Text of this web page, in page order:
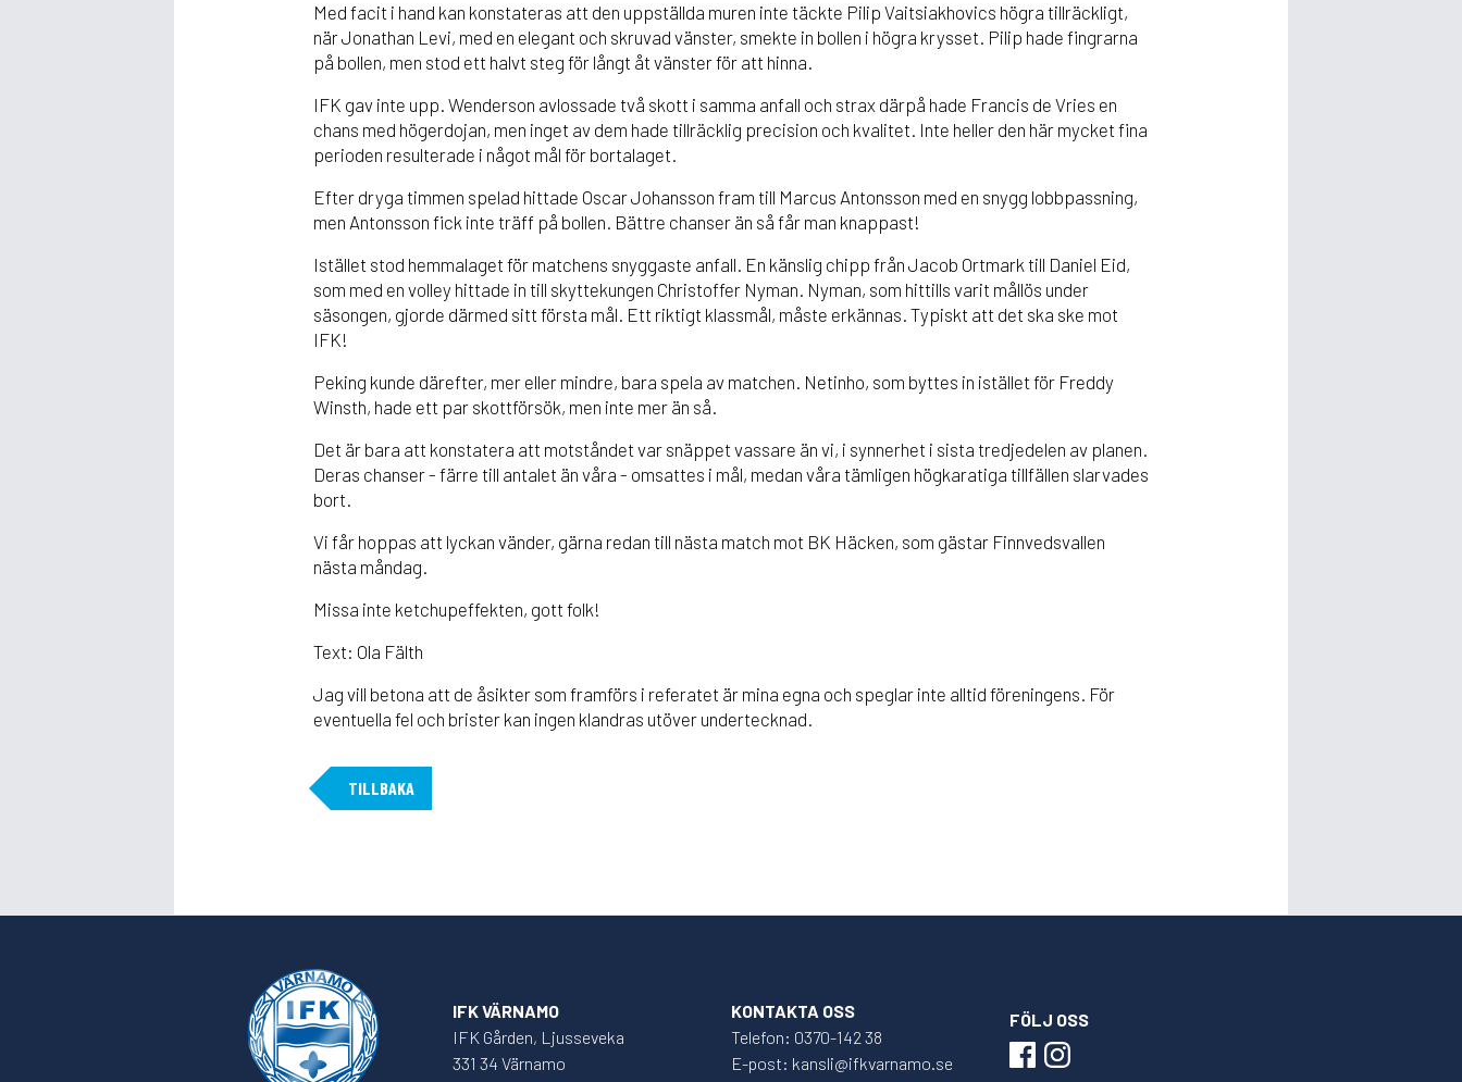
Med facit i hand kan konstateras att den uppställda muren inte täckte Pilip Vaitsiakhovics högra tillräckligt,
när Jonathan Levi, med en elegant och skruvad vänster, smekte in bollen i högra krysset. Pilip hade fingrarna
på bollen, men stod ett halvt steg för långt åt vänster för att hinna.
IFK gav inte upp. Wenderson avlossade två skott i samma anfall och strax därpå hade Francis de Vries en
chans med högerdojan, men inget av dem hade tillräcklig precision och kvalitet. Inte heller den här mycket fina
perioden resulterade i något mål för bortalaget.
Efter dryga timmen spelad hittade Oscar Johansson fram till Marcus Antonsson med en snygg lobbpassning,
men Antonsson fick inte träff på bollen. Bättre chanser än så får man knappast!
Istället stod hemmalaget för matchens snyggaste anfall. En känslig chipp från Jacob Ortmark till Daniel Eid,
som med en volley hittade in till skyttekungen Christoffer Nyman. Nyman, som hittills varit mållös under
säsongen, gjorde därmed sitt första mål. Ett riktigt klassmål, måste erkännas. Typiskt att det ska ske mot
IFK!
Peking kunde därefter, mer eller mindre, bara spela av matchen. Netinho, som byttes in istället för Freddy
Winsth, hade ett par skottförsök, men inte mer än så.
Det är bara att konstatera att motståndet var snäppet vassare än vi, i synnerhet i sista tredjedelen av planen.
Deras chanser - färre till antalet än våra - omsattes i mål, medan våra tämligen högkaratiga tillfällen slarvades
bort.
Vi får hoppas att lyckan vänder, gärna redan till nästa match mot BK Häcken, som gästar Finnvedsvallen
nästa måndag.
Missa inte ketchupeffekten, gott folk!
Text: Ola Fälth
Jag vill betona att de åsikter som framförs i referatet är mina egna och speglar inte alltid föreningens. För
eventuella fel och brister kan ingen klandras utöver undertecknad.
TILLBAKA
IFK VÄRNAMO
IFK Gården, Ljusseveka
331 34 Värnamo
KONTAKTA OSS
Telefon: 0370-142 38
E-post: kansli@ifkvarnamo.se
FÖLJ OSS